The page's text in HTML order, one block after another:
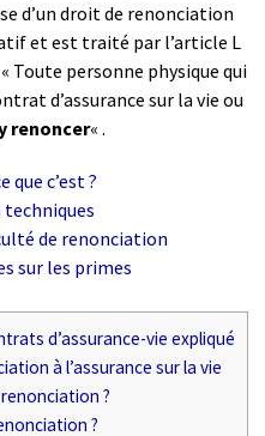
d’un droit de renonciation
et est traité par l’article L
Toute personne physique qui
d’assurance sur la vie ou
renoncer« .
que c’est ?
techniques
de renonciation
sur les primes
d’assurance-vie expliqué
à l’assurance sur la vie
?
?